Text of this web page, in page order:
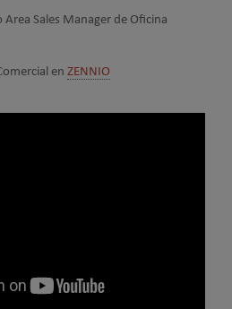
Area Sales Manager de Oficina
en ZENNIO